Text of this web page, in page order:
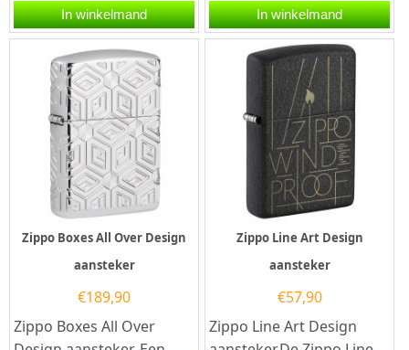
aansteker is een
kwalitatief...
In winkelmand
Zippo aansteker is een
kwalitatief...
In winkelmand
Zippo Boxes All Over Design
aansteker
€189,90
Zippo Boxes All Over
Zippo Line Art Design
aansteker
€57,90
Zippo Line Art Design